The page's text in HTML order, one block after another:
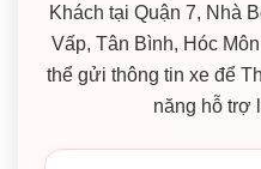
Khách tại Quận 7, Nhà
Vấp, Tân Bình, Hóc
thể gửi thông tin xe để
năng hỗ trợ